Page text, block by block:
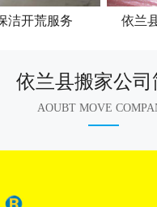
洁开荒服务 依兰
依兰县搬家公司
AOUBT MOVE